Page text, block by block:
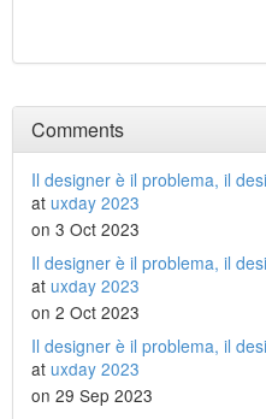
Comments
Il designer è il problema, il
at uxday 2023
on 3 Oct 2023
Il designer è il problema, il
at uxday 2023
on 2 Oct 2023
Il designer è il problema, il
at uxday 2023
on 29 Sep 2023